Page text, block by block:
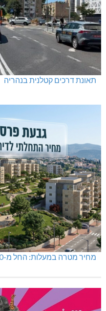
תאונת דרכים קטלנית בנהריה
מחיר מטרה במעלות: החל מ-728,000 ₪